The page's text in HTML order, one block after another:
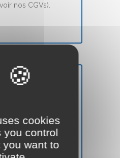
nos CGVs).
? Nous vous
aucune condition.
cookies
you control
you want to